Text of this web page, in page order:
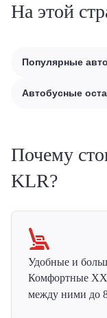
На этой
Популярные
Автобусные
Почему
KLR?
Удобные и
Комфортные
между ними до